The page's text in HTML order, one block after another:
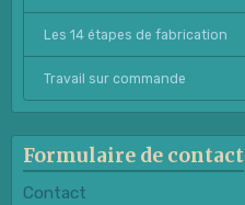
Les 14 étapes de fabrication
Travail sur commande
Formulaire de contact
Contact